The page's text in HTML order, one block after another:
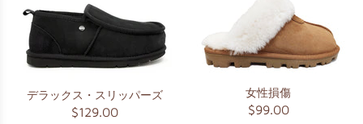
デラックス・スリッパーズ
$129.00
女性損傷
$99.00